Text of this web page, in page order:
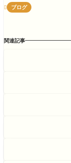
 ブログ
関連記事